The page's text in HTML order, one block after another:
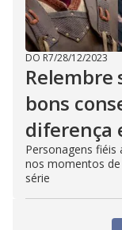
DO R7/28/12/2023
Relembre
bons
diferença
Personagens
nos momentos
série